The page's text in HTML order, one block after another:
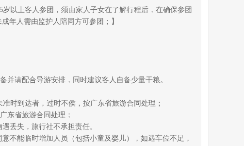
以上客人参团，须由家人子女在了解行程后，在确保参团
年人需由监护人陪同方可参团；】
请配合导游安排，同时建议客人自备少量干粮。
时到达者，过时不侯，按广东省旅游合同处理；
东省旅游合同处理；
丢失，旅行社不承担责任。
不能临时增加人员（包括小童及婴儿），如遇车位不足，